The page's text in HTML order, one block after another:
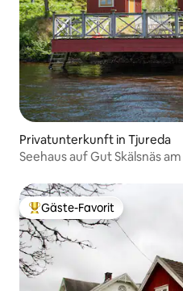
Privatunterkunft in Tjureda
Seehaus auf Gut Skälsnäs
Beliebter Gäste-Favorit.
Gäste-Favorit